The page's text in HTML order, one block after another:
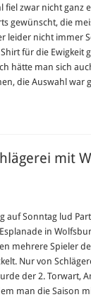
gegen
Shirt
fiel zwar nicht ganz
gewünscht, die
leider nicht immer
für die Ewigkeit
hätte man sich
die Auswahl
mit
auf Sonntag lud
in
mehrere Spieler
Nur von
der 2. Torwart,
man die Saison